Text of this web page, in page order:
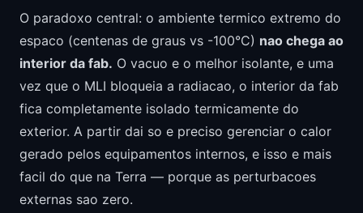
O paradoxo central: o ambiente termico extremo do
espaco (centenas de graus vs -100°C) nao chega ao
interior da fab. O vacuo e o melhor isolante, e uma
vez que o MLI bloqueia a radiacao, o interior da fab
fica completamente isolado termicamente do
exterior. A partir dai so e preciso gerenciar o calor
gerado pelos equipamentos internos, e isso e mais
facil do que na Terra — porque as perturbacoes
externas sao zero.